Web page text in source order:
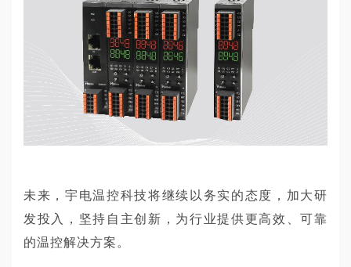
未来， 宇电温控科技将继续以务实的态度，加大研
发投入，坚持自主创新，为行业提供更高效、可靠
的温控解决方案。